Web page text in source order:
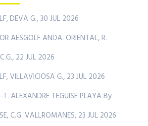
DEVA G., 30 JUL 2026
AESGOLF ANDA. ORIENTAL, R.
22 JUL 2026
VILLAVICIOSA G., 23 JUL 2026
ALEXANDRE TEGUISE PLAYA By
C.G. VALLROMANES, 23 JUL 2026